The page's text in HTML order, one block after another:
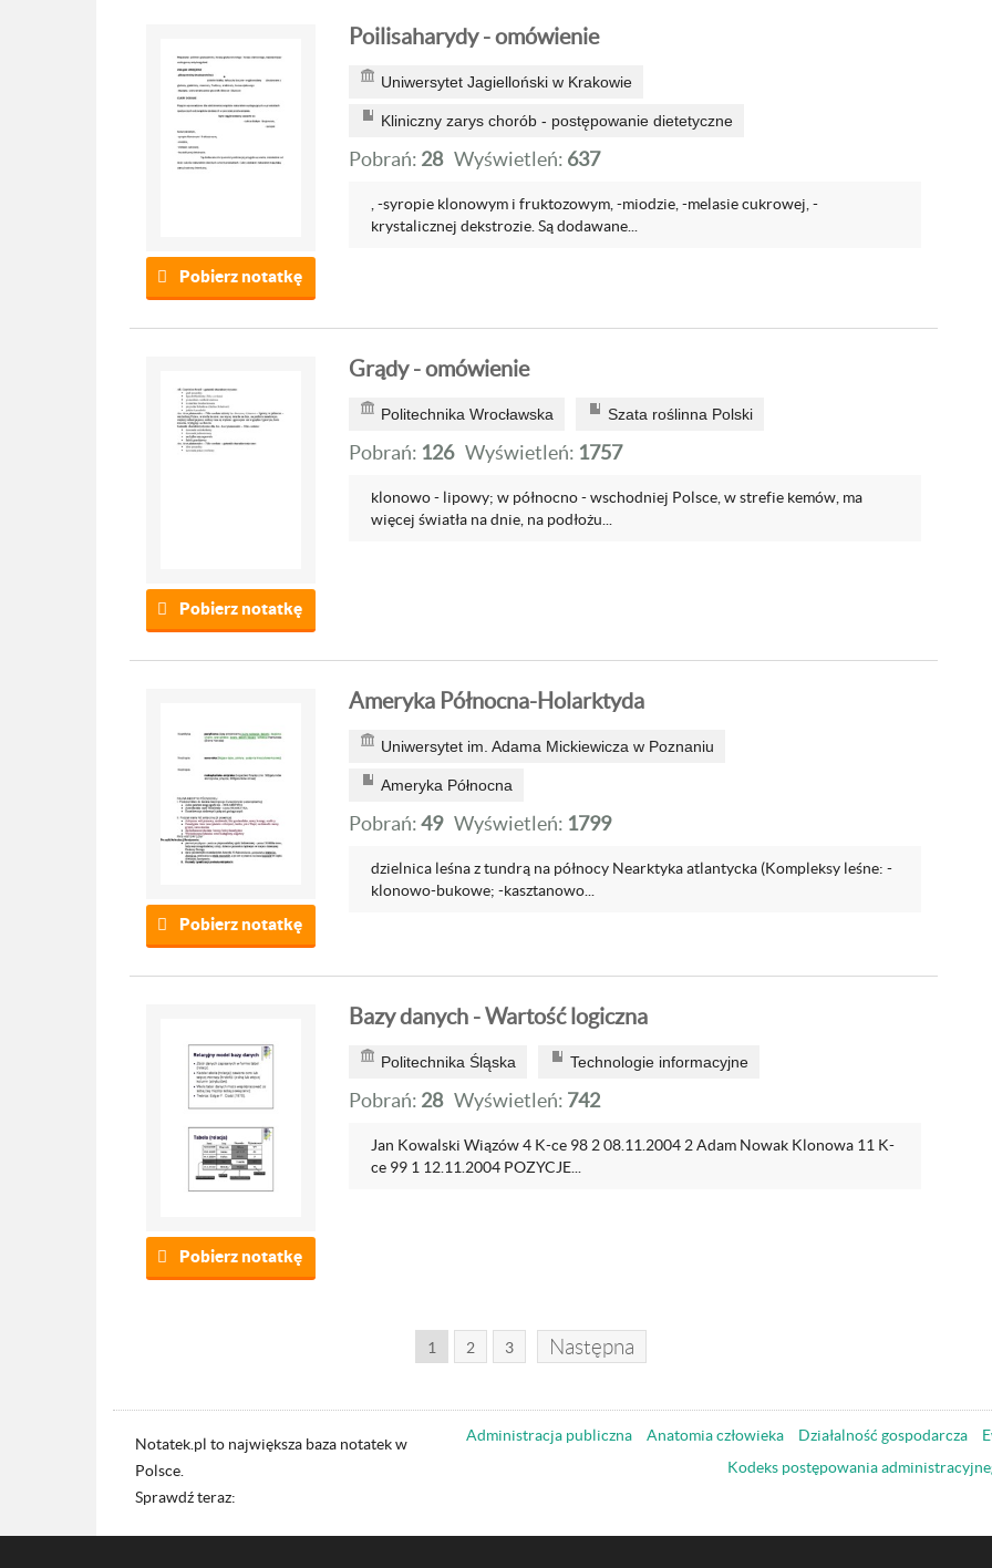
Pobierz notatkę
Poilisaharydy - omówienie
Uniwersytet Jagielloński w Krakowie
Kliniczny zarys chorób - postępowanie dietetyczne
Pobrań: 28 Wyświetleń: 637
, -syropie klonowym i fruktozowym, -miodzie, -melasie cukrowej, -
krystalicznej dekstrozie. Są dodawane...
Pobierz notatkę
Grądy - omówienie
Politechnika Wrocławska Szata roślinna Polski
Pobrań: 126 Wyświetleń: 1757
klonowo - lipowy; w północno - wschodniej Polsce, w strefie kemów, ma
więcej światła na dnie, na podłożu...
Pobierz notatkę
Ameryka Północna-Holarktyda
Uniwersytet im. Adama Mickiewicza w Poznaniu
Ameryka Północna
Pobrań:49 Wyświetleń: 1799
dzielnica leśna z tundrą na północy Nearktyka atlantycka (Kompleksy leśne: -
klonowo-bukowe; -kasztanowo...
Pobierz notatkę
Bazy danych - Wartość logiczna
Politechnika Śląska Technologie informacyjne
Pobrań: 28 Wyświetleń: 742
Jan Kowalski Wiązów 4 K-ce 98 2 08.11.2004 2 Adam Nowak Klonowa 11 K-
ce 99 1 12.11.2004 POZYCJE...
1 2 3 Następna
Notatek.pl to największa baza notatek w
Polsce.
Sprawdź teraz:
Administracja publiczna Anatomia człowieka Działalność gospodarcza
Kodeks postępowania